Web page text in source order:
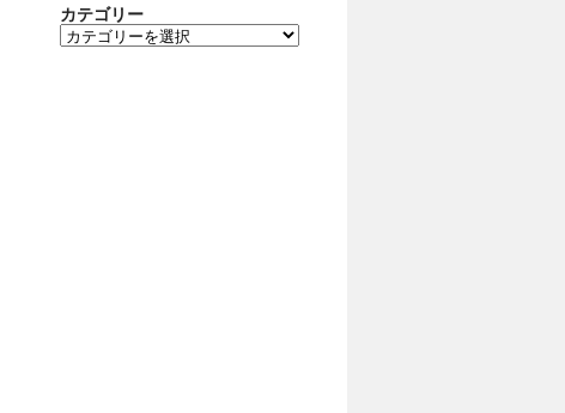
カテゴリー
カ